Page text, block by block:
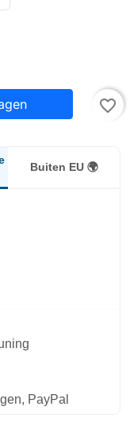
favorite_border
Buiten EU 🌍
PayPal